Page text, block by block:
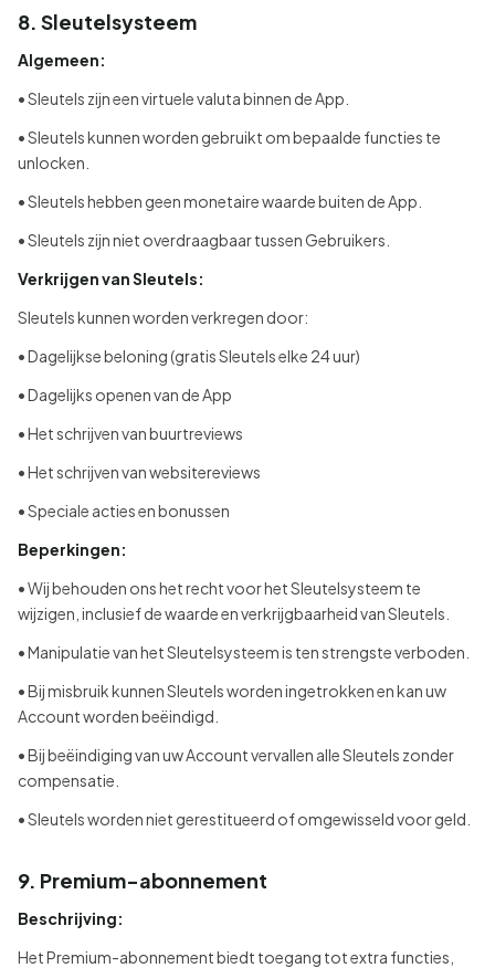
8. Sleutelsysteem
Algemeen:
• Sleutels zijn een virtuele valuta binnen de App.
• Sleutels kunnen worden gebruikt om bepaalde functies te
unlocken.
• Sleutels hebben geen monetaire waarde buiten de App.
• Sleutels zijn niet overdraagbaar tussen Gebruikers.
Verkrijgen van Sleutels:
Sleutels kunnen worden verkregen door:
• Dagelijkse beloning (gratis Sleutels elke 24 uur)
• Dagelijks openen van de App
• Het schrijven van buurtreviews
• Het schrijven van websitereviews
• Speciale acties en bonussen
Beperkingen:
• Wij behouden ons het recht voor het Sleutelsysteem te
wijzigen, inclusief de waarde en verkrijgbaarheid van Sleutels.
• Manipulatie van het Sleutelsysteem is ten strengste verboden.
• Bij misbruik kunnen Sleutels worden ingetrokken en kan uw
Account worden beëindigd.
• Bij beëindiging van uw Account vervallen alle Sleutels zonder
compensatie.
• Sleutels worden niet gerestitueerd of omgewisseld voor geld.
9. Premium-abonnement
Beschrijving:
Het Premium-abonnement biedt toegang tot extra functies,